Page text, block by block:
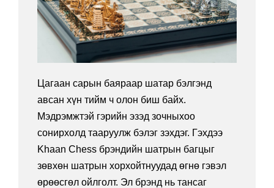
Цагаан сарын баяраар шатар бэлгэнд
авсан хүн тийм ч олон биш байх.
Мэдрэмжтэй гэрийн эзэд зочныхоо
сонирхолд тааруулж бэлэг зэхдэг. Гэхдээ
Khaan Chess брэндийн шатрын багцыг
зөвхөн шатрын хорхойтнуудад өгнө гэвэл
өрөөсгөл ойлголт. Эл брэнд нь тансаг